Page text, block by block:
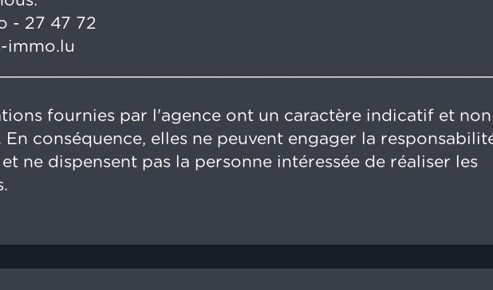
- 27 47 72
immo.lu
fournies par l'agence ont un caractère indicatif et non
conséquence, elles ne peuvent engager la
ne dispensent pas la personne intéressée de réaliser les